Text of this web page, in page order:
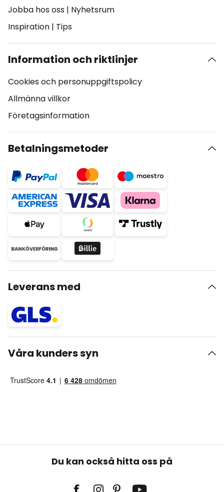
Jobba hos oss | Nyhetsrum
Inspiration | Tips
Information och riktlinjer
Cookies och personuppgiftspolicy
Allmänna villkor
Företagsinformation
Betalningsmetoder
Leverans med
Våra kunders syn
Du kan också hitta oss på